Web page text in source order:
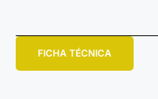
FICHA TÉCNICA